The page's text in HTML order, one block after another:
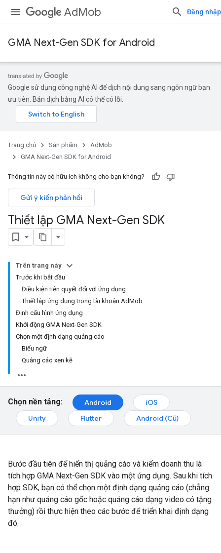
AdMob Đăng nhập
GMA Next-Gen SDK for Android
Google sử dụng công nghệ AI để dịch nội dung sang ngôn ngữ bạn
ưu tiên. Bản dịch bằng AI có thể có lỗi.
Trang chủ Sản phẩm
AdMob
GMA Next-Gen SDK for Android
Thông tin này có hữu ích không cho bạn không?
Gửi ý kiến phản hồi
Thiết lập GMA Next-Gen SDK
Trên trang này
Trước khi bắt đầu
Điều kiện tiên quyết đối với ứng dụng
Thiết lập ứng dụng trong tài khoản AdMob
Định cấu hình ứng dụng
Khởi động GMA Next-Gen SDK
Chọn một định dạng quảng cáo
Biểu ngữ
Quảng cáo xen kẽ
Chọn nền tảng: Android
iOS
Unity
Flutter Android (Cũ)
Bước đầu tiên để hiển thị quảng cáo và kiếm doanh thu là
tích hợp GMA Next-Gen SDK vào một ứng dụng. Sau khi tích
hợp SDK, bạn có thể chọn một định dạng quảng cáo (chẳng
hạn như quảng cáo gốc hoặc quảng cáo dạng video có tặng
thưởng) rồi thực hiện theo các bước để triển khai định dạng
đó.